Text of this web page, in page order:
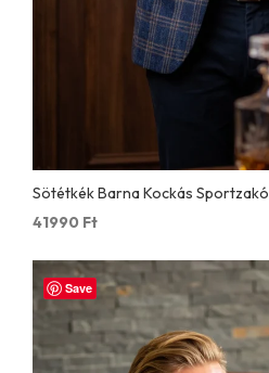
Sötétkék Barna Kockás Sportzakó
41990 Ft
Save